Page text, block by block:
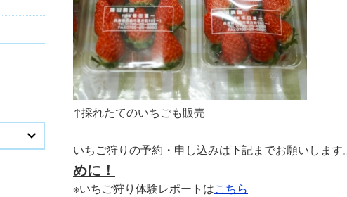
↑採れたてのいちごも販売
いちご狩りの予約・申し込みは下記までお願いします。
めに！
※いちご狩り体験レポートはこちら